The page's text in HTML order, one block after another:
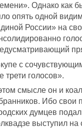
Однако как
опять одной
России» на
с
трети голосов».
смысле он и
Ибо свои
думцев
выступил на